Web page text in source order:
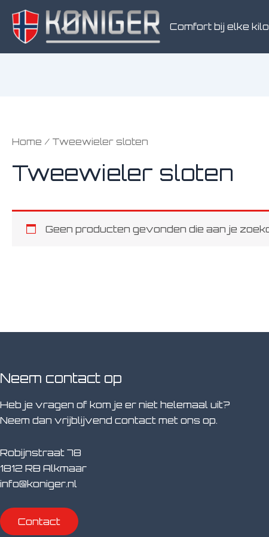
naar
inhoud
Comfort bij elke
Home / Tweewieler sloten
Tweewieler sloten
Geen producten gevonden die aan je
Neem contact op
Heb je vragen of kom je er niet helemaal uit?
Neem dan vrijblijvend contact met ons op.
Robijnstraat 78
1812 RB Alkmaar
info@koniger.nl
Contact